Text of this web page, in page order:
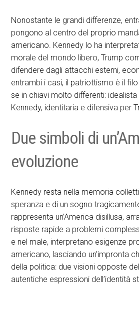
Nonostante le grandi differenze,
pongono al centro del proprio
americano. Kennedy lo ha
morale del mondo libero, Trump
difendere dagli attacchi esterni,
entrambi i casi, il patriottismo è il
se in chiavi molto differenti:
Kennedy, identitaria e difensiva per
Due simboli di
evoluzione
Kennedy resta nella memoria
speranza e di un sogno
rappresenta un’America disillusa,
risposte rapide a problemi
e nel male, interpretano esigenze
americano, lasciando un’impronta
della politica: due visioni opposte
autentiche espressioni dell’identità